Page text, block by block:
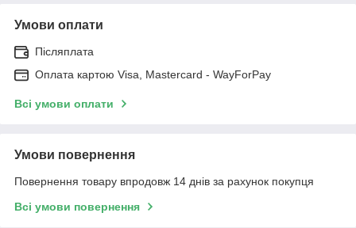
Умови оплати
Післяплата
Оплата картою Visa, Mastercard - WayForPay
Всі умови оплати
Умови повернення
Повернення товару впродовж 14 днів за рахунок покупця
Всі умови повернення